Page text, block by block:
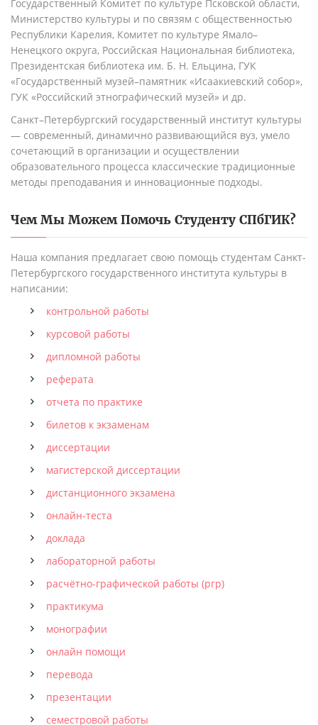
Государственный Комитет по культуре Псковской области,
Министерство культуры и по связям с общественностью
Республики Карелия, Комитет по культуре Ямало–
Ненецкого округа, Российская Национальная библиотека,
Президентская библиотека им. Б. Н. Ельцина, ГУК
«Государственный музей–памятник «Исаакиевский собор»,
ГУК «Российский этнографический музей» и др.
Санкт–Петербургский государственный институт культуры
— современный, динамично развивающийся вуз, умело
сочетающий в организации и осуществлении
образовательного процесса классические традиционные
методы преподавания и инновационные подходы.
Чем Мы Можем Помочь Студенту СПбГИК?
Наша компания предлагает свою помощь студентам Санкт-
Петербургского государственного института культуры в
написании:
контрольной работы
курсовой работы
дипломной работы
реферата
отчета по практике
билетов к экзаменам
диссертации
магистерской диссертации
дистанционного экзамена
онлайн-теста
доклада
лабораторной работы
расчётно-графической работы (ргр)
практикума
монографии
онлайн помощи
перевода
презентации
семестровой работы